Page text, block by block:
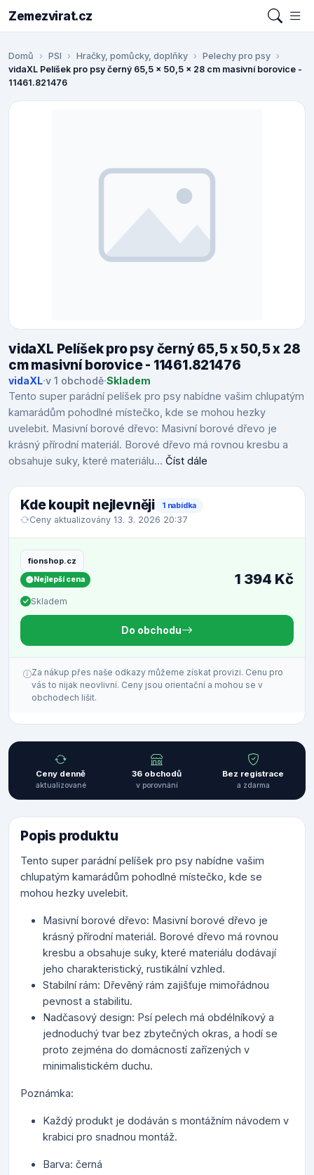
Zemezvirat.cz
Domů PSI Hračky, pomůcky, doplňky
Pelechy pro psy
vidaXL Pelíšek pro psy černý 65,5 x 50,5 x 28 cm masivní borovice -
11461.821476
vidaXL Pelíšek pro psy černý 65,5 x 50,5 x 28
cm masivní borovice - 11461.821476
vidaXL·v 1 obchodě·Skladem
Tento super parádní pelíšek pro psy nabídne vašim chlupatým
kamarádům pohodlné místečko, kde se mohou hezky
uvelebit. Masivní borové dřevo: Masivní borové dřevo je
krásný přírodní materiál. Borové dřevo má rovnou kresbu a
obsahuje suky, které materiálu... Číst dále
Kde koupit nejlevněji 1 nabídka
Ceny aktualizovány 13. 3. 2026 20:37
fionshop.cz
Nejlepší cena
Skladem
1 394 Kč
Do obchodu
Za nákup přes naše odkazy můžeme získat provizi. Cenu pro
vás to nijak neovlivní. Ceny jsou orientační a mohou se v
obchodech lišit.
Ceny denně
aktualizované
36 obchodů
v porovnání
Bez registrace
a zdarma
Popis produktu
Tento super parádní pelíšek pro psy nabídne vašim
chlupatým kamarádům pohodlné místečko, kde se
mohou hezky uvelebit.
Masivní borové dřevo: Masivní borové dřevo je
krásný přírodní materiál. Borové dřevo má rovnou
kresbu a obsahuje suky, které materiálu dodávají
jeho charakteristický, rustikální vzhled.
Stabilní rám: Dřevěný rám zajišťuje mimořádnou
pevnost a stabilitu.
Nadčasový design: Psí pelech má obdélníkový a
jednoduchý tvar bez zbytečných okras, a hodí se
proto zejména do domácností zařízených v
minimalistickém duchu.
Poznámka:
Každý produkt je dodáván s montážním návodem v
krabici pro snadnou montáž.
Barva: černá